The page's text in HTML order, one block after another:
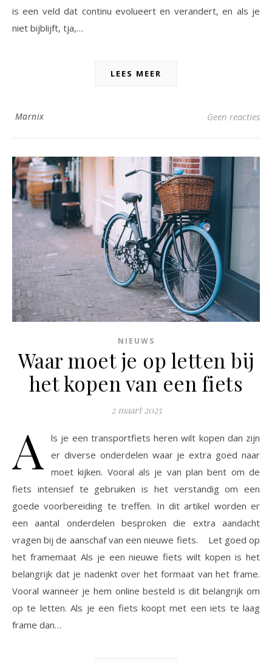
is een veld dat continu evolueert en verandert, en als je
niet bijblijft, tja,…
LEES MEER
Marnix Geen reacties
NIEUWS
Waar moet je op letten bij
het kopen van een fiets
2 maart 2025
A
ls je een transportfiets heren wilt kopen dan zijn
er diverse onderdelen waar je extra goed naar
moet kijken. Vooral als je van plan bent om de
fiets intensief te gebruiken is het verstandig om een
goede voorbereiding te treffen. In dit artikel worden er
een aantal onderdelen besproken die extra aandacht
vragen bij de aanschaf van een nieuwe fiets. Let goed op
het framemaat Als je een nieuwe fiets wilt kopen is het
belangrijk dat je nadenkt over het formaat van het frame.
Vooral wanneer je hem online besteld is dit belangrijk om
op te letten. Als je een fiets koopt met een iets te laag
frame dan…